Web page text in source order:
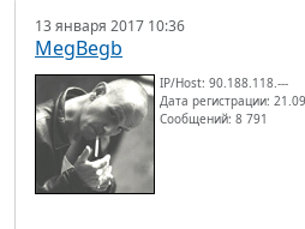
13 января 2017 10:36
MegBegb
IP/Host: 90.188.118.---
Дата регистрации:
Сообщений: 8 791